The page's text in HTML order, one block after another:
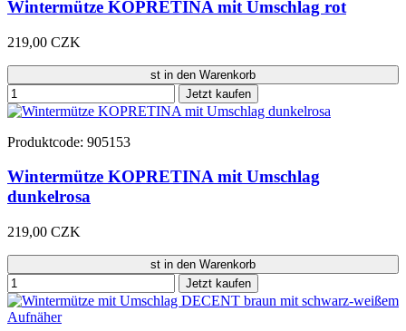
Wintermütze KOPRETINA mit Umschlag rot
219,00 CZK
st in den Warenkorb
Jetzt kaufen
Produktcode: 905153
Wintermütze KOPRETINA mit Umschlag
dunkelrosa
219,00 CZK
st in den Warenkorb
Jetzt kaufen